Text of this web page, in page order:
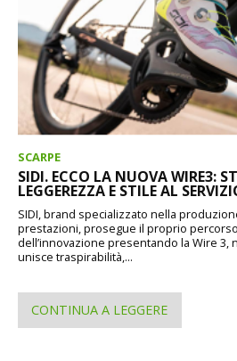
SCARPE
SIDI. ECCO LA NUOVA WIRE3:
LEGGEREZZA E STILE AL
SIDI, brand specializzato nella
prestazioni, prosegue il proprio
dell’innovazione presentando la Wire 3,
unisce traspirabilità,...
CONTINUA A LEGGERE